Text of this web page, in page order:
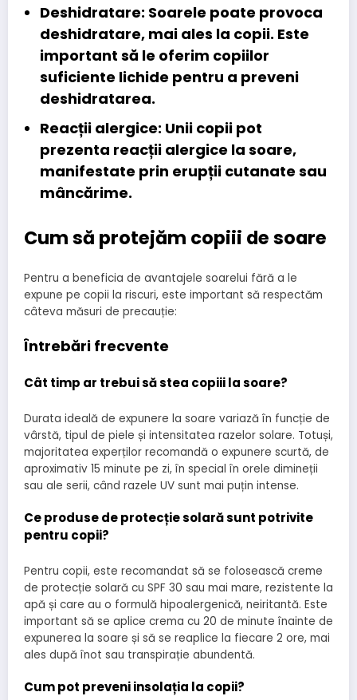
Deshidratare: Soarele poate provoca
deshidratare, mai ales la copii. Este
important să le oferim copiilor
suficiente lichide pentru a preveni
deshidratarea.
Reacții alergice: Unii copii pot
prezenta reacții alergice la soare,
manifestate prin erupții cutanate sau
mâncărime.
Cum să protejăm copiii de soare
Pentru a beneficia de avantajele soarelui fără a le
expune pe copii la riscuri, este important să respectăm
câteva măsuri de precauție:
Întrebări frecvente
Cât timp ar trebui să stea copiii la soare?
Durata ideală de expunere la soare variază în funcție de
vârstă, tipul de piele și intensitatea razelor solare. Totuși,
majoritatea experților recomandă o expunere scurtă, de
aproximativ 15 minute pe zi, în special în orele dimineții
sau ale serii, când razele UV sunt mai puțin intense.
Ce produse de protecție solară sunt potrivite
pentru copii?
Pentru copii, este recomandat să se folosească creme
de protecție solară cu SPF 30 sau mai mare, rezistente la
apă și care au o formulă hipoalergenică, neiritantă. Este
important să se aplice crema cu 20 de minute înainte de
expunerea la soare și să se reaplice la fiecare 2 ore, mai
ales după înot sau transpirație abundentă.
Cum pot preveni insolația la copii?